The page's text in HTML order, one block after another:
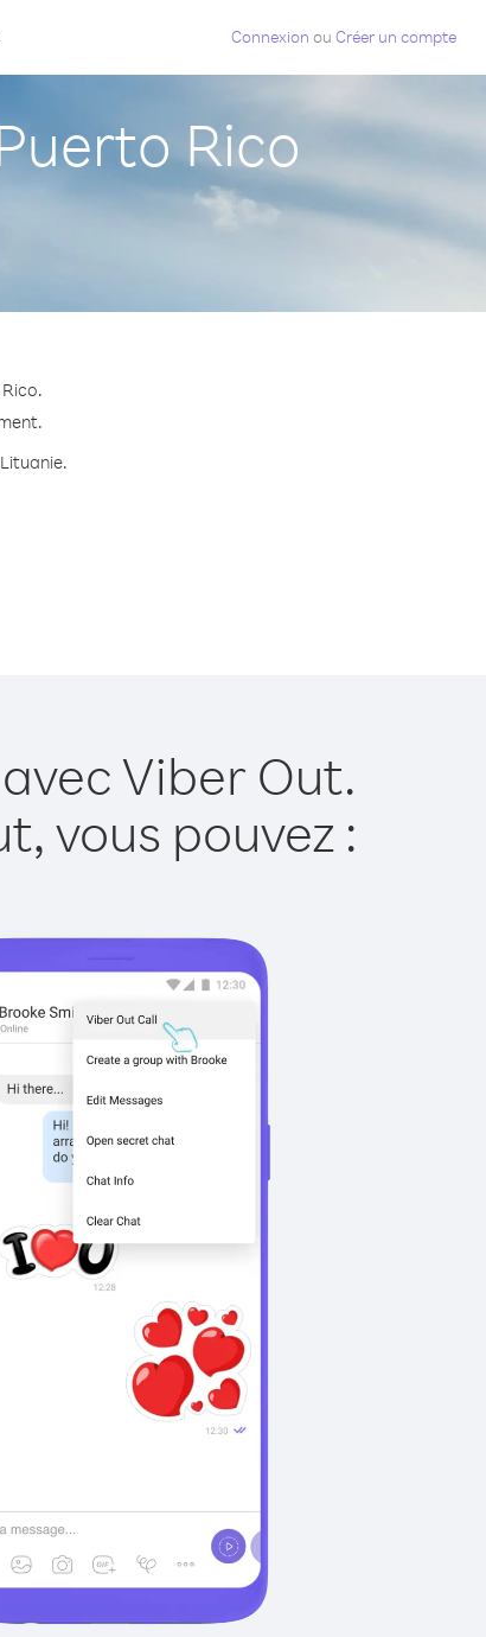
Connexion ou Créer un compte
Rico
Viber Out.
vous pouvez :